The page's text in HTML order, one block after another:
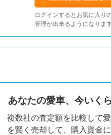
ログインするとお気に入り
管理が出来るようになりま
あなたの愛車、今いく
複数社の査定額を比較して
を賢く売却して、購入資金